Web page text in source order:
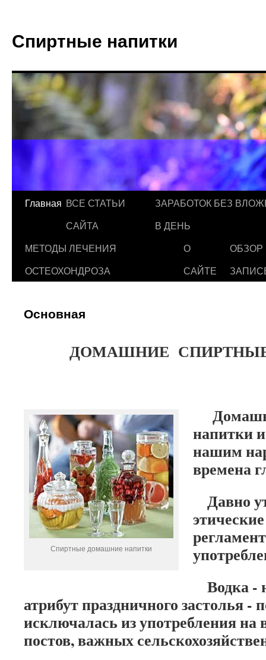
Спиртные напитки
Главная ВСЕ СТАТЬИ
САЙТА
ЗАРАБОТОК БЕЗ
В ДЕНЬ
МЕТОДЫ ЛЕЧЕНИЯ
ОСТЕОХОНДРОЗА
О
САЙТЕ
ОБЗОР
Основная
ДОМАШНИЕ
Спиртные домашние напитки
напитки
нашим
времена
Давно
Водка -
атрибут праздничного застолья -
исключалась из употребления на
постов, важных